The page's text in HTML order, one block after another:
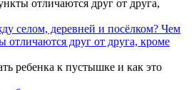
селом, деревней и посёлком? Чем
отличаются друг от друга, кроме